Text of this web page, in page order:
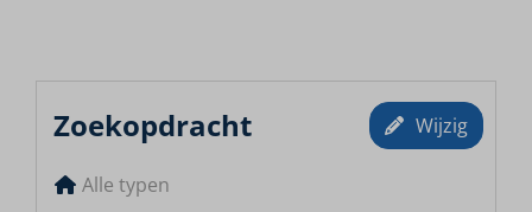
Zoekopdracht Wijzig
Alle typen